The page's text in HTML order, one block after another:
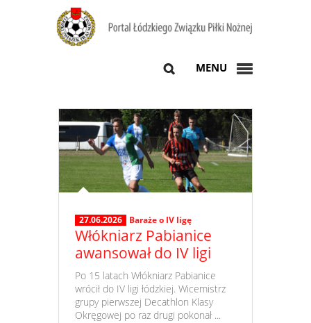
MENU
27.06.2026 Baraże o IV ligę
Włókniarz Pabianice
awansował do IV ligi
​ Po 15 latach Włókniarz Pabianice
wrócił do IV ligi łódzkiej. Wicemistrz
grupy pierwszej Decathlon Klasy
Okręgowej po raz drugi pokonał ...